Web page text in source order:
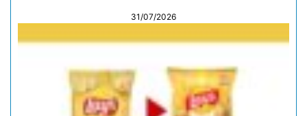
31/07/2026